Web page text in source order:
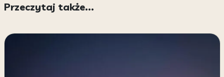
Przeczytaj także...